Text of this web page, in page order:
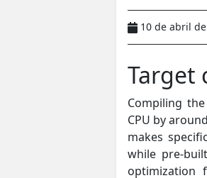
10 de abril
Target
Compiling
CPU by
makes
while pre-
optimization